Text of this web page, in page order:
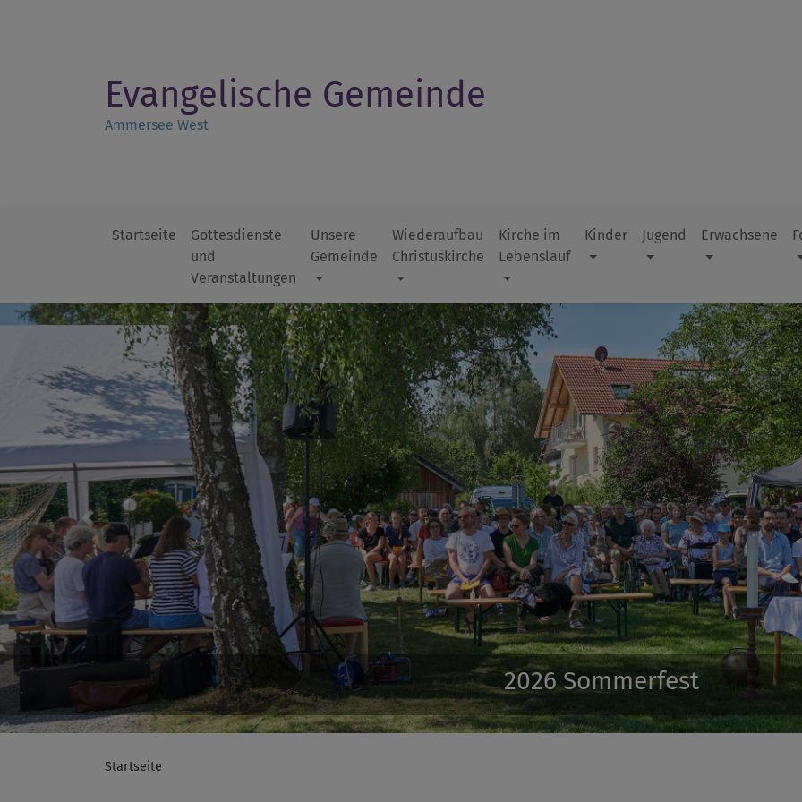
Evangelische Gemeinde
Ammersee West
Hauptnavigation
Startseite
Gottesdienste
und
Veranstaltungen
Unsere
Gemeinde
Wiederaufbau
Christuskirche
Kirche im
Lebenslauf
Kinder Jugend Erwachsene
2026 Orgeleinweihung
Previous
Startseite